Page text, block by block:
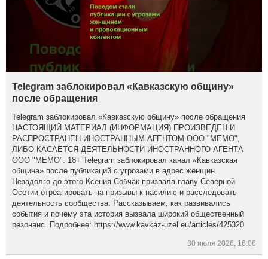
Telegram заблокировал «Кавказскую общину»
после обращения
Telegram заблокировал «Кавказскую общину» после обращения
НАСТОЯЩИЙ МАТЕРИАЛ (ИНФОРМАЦИЯ) ПРОИЗВЕДЕН И
РАСПРОСТРАНЕН ИНОСТРАННЫМ АГЕНТОМ ООО "МЕМО",
ЛИБО КАСАЕТСЯ ДЕЯТЕЛЬНОСТИ ИНОСТРАННОГО АГЕНТА
ООО "МЕМО". 18+ Telegram заблокировал канал «Кавказская
община» после публикаций с угрозами в адрес женщин.
Незадолго до этого Ксения Собчак призвала главу Северной
Осетии отреагировать на призывы к насилию и расследовать
деятельность сообщества. Рассказываем, как развивались
события и почему эта история вызвала широкий общественный
резонанс. Подробнее: https://www.kavkaz-uzel.eu/articles/425320
30 июля 2026, 16:06